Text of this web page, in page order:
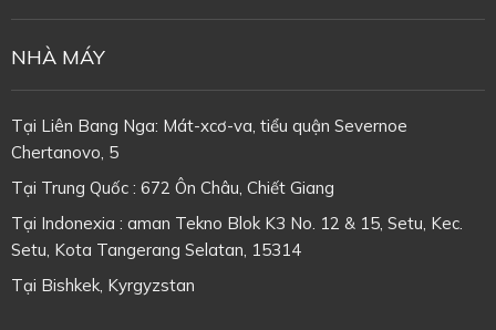
NHÀ MÁY
Tại Liên Bang Nga: Mát-xcơ-va, tiểu quận Severnoe
Chertanovo, 5
Tại Trung Quốc : 672 Ôn Châu, Chiết Giang
Tại Indonexia : aman Tekno Blok K3 No. 12 & 15, Setu, Kec.
Setu, Kota Tangerang Selatan, 15314
Tại Bishkek, Kyrgyzstan